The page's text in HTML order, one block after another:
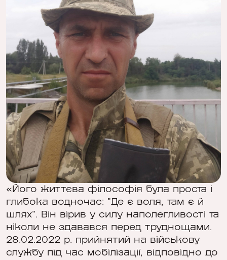
«Його життєва філософія була проста і
глибока водночас: "Де є воля, там є й
шлях". Він вірив у силу наполегливості та
ніколи не здавався перед труднощами.
28.02.2022 р. прийнятий на військову
службу під час мобілізації, відповідно до